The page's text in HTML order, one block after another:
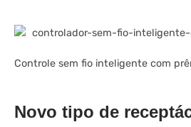
Controle sem fio inteligente com
Novo tipo de